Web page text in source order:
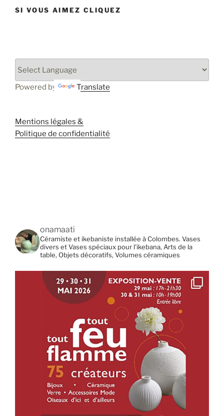
SI VOUS AIMEZ CLIQUEZ
Powered by Translate
Mentions légales &
Politique de confidentialité
onamaati
Céramiste et ikebaniste installée à Colombes. Vases
divers et Vases spéciaux pour l'ikebana, Arts de la
table, Objets décoratifs, Volumes céramiques